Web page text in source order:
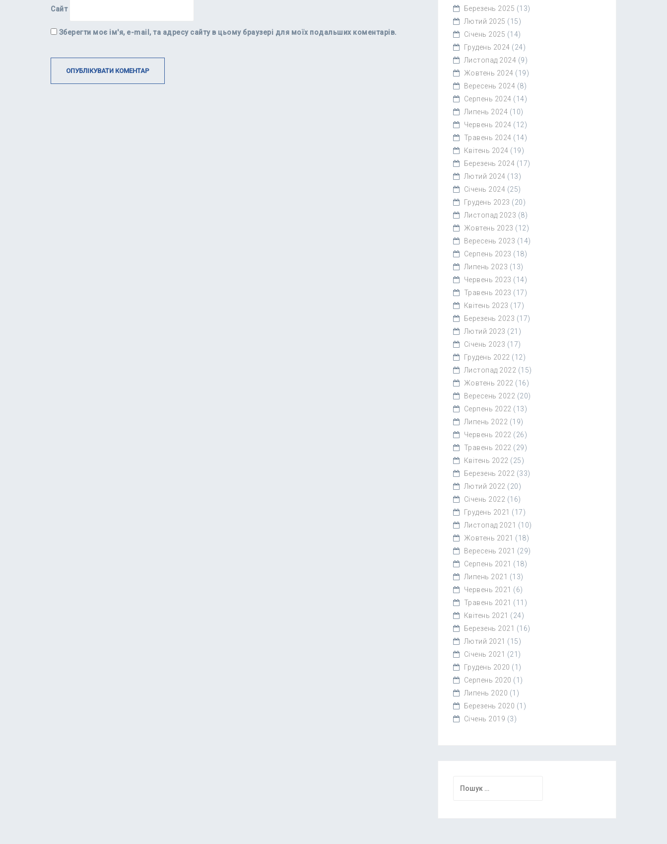
Сайт
Зберегти моє ім'я, e-mail, та адресу сайту в цьому браузері для моїх подальших коментарів.
Березень 2025 (13)
Лютий 2025 (15)
Січень 2025 (14)
Грудень 2024 (24)
Листопад 2024 (9)
Жовтень 2024 (19)
Вересень 2024 (8)
Серпень 2024 (14)
Липень 2024 (10)
Червень 2024 (12)
Травень 2024 (14)
Квітень 2024 (19)
Березень 2024 (17)
Лютий 2024 (13)
Січень 2024 (25)
Грудень 2023 (20)
Листопад 2023 (8)
Жовтень 2023 (12)
Вересень 2023 (14)
Серпень 2023 (18)
Липень 2023 (13)
Червень 2023 (14)
Травень 2023 (17)
Квітень 2023 (17)
Березень 2023 (17)
Лютий 2023 (21)
Січень 2023 (17)
Грудень 2022 (12)
Листопад 2022 (15)
Жовтень 2022 (16)
Вересень 2022 (20)
Серпень 2022 (13)
Липень 2022 (19)
Червень 2022 (26)
Травень 2022 (29)
Квітень 2022 (25)
Березень 2022 (33)
Лютий 2022 (20)
Січень 2022 (16)
Грудень 2021 (17)
Листопад 2021 (10)
Жовтень 2021 (18)
Вересень 2021 (29)
Серпень 2021 (18)
Липень 2021 (13)
Червень 2021 (6)
Травень 2021 (11)
Квітень 2021 (24)
Березень 2021 (16)
Лютий 2021 (15)
Січень 2021 (21)
Грудень 2020 (1)
Серпень 2020 (1)
Липень 2020 (1)
Березень 2020 (1)
Січень 2019 (3)